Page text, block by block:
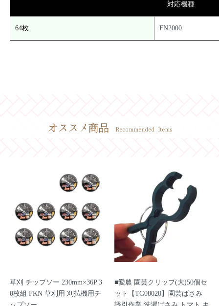
対応機種
64枚 FN2000
オススメ商品 Recommended Items
草刈 チップソー 230mm×36P 3
0枚組 FKN 草刈用 刈払機用チ
■愛農 園芸クリップ(大)50個セ
ット【TG08028】園芸ばさみ